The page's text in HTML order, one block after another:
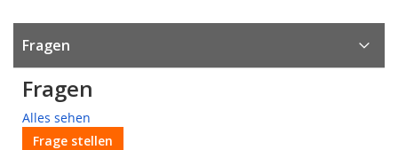
Fragen
Fragen
Alles sehen
Frage stellen